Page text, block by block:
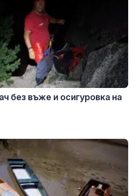
без въже и осигуровка на